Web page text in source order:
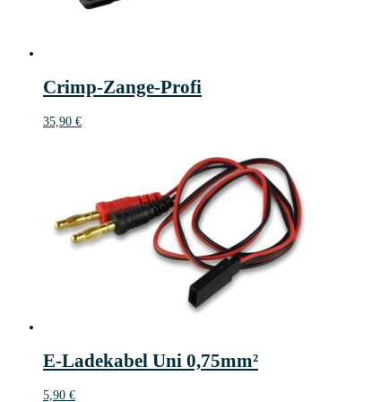
Crimp-Zange-Profi
35,90 €
E-Ladekabel Uni 0,75mm²
5,90 €